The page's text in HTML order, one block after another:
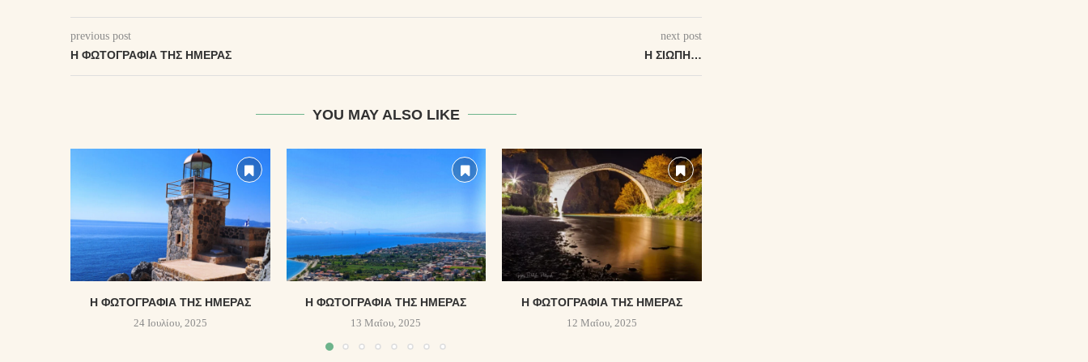
previous post
Η ΦΩΤΟΓΡΑΦΊΑ ΤΗΣ ΗΜΈΡΑΣ
next post
Η ΣΙΩΠΉ…
YOU MAY ALSO LIKE
Η ΦΩΤΟΓΡΑΦΊΑ ΤΗΣ ΗΜΈΡΑΣ
24 Ιουλίου, 2025
Η ΦΩΤΟΓΡΑΦΊΑ ΤΗΣ ΗΜΈΡΑΣ
13 Μαΐου, 2025
Η ΦΩΤΟΓΡΑΦΊΑ ΤΗΣ ΗΜΈΡΑΣ
12 Μαΐου, 2025